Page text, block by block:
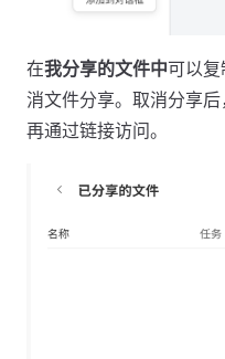
在我分享的文件中可以
消文件分享。取消分享
再通过链接访问。